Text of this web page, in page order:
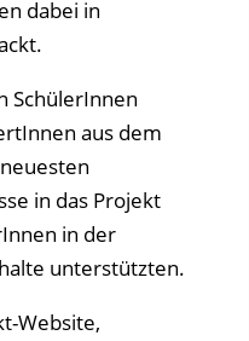
dabei in
SchülerInnen
aus dem
in das Projekt
in der
unterstützten.
Website,